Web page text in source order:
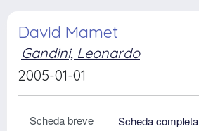
David Mamet
Gandini, Leonardo
2005-01-01
Scheda breve
Scheda completa